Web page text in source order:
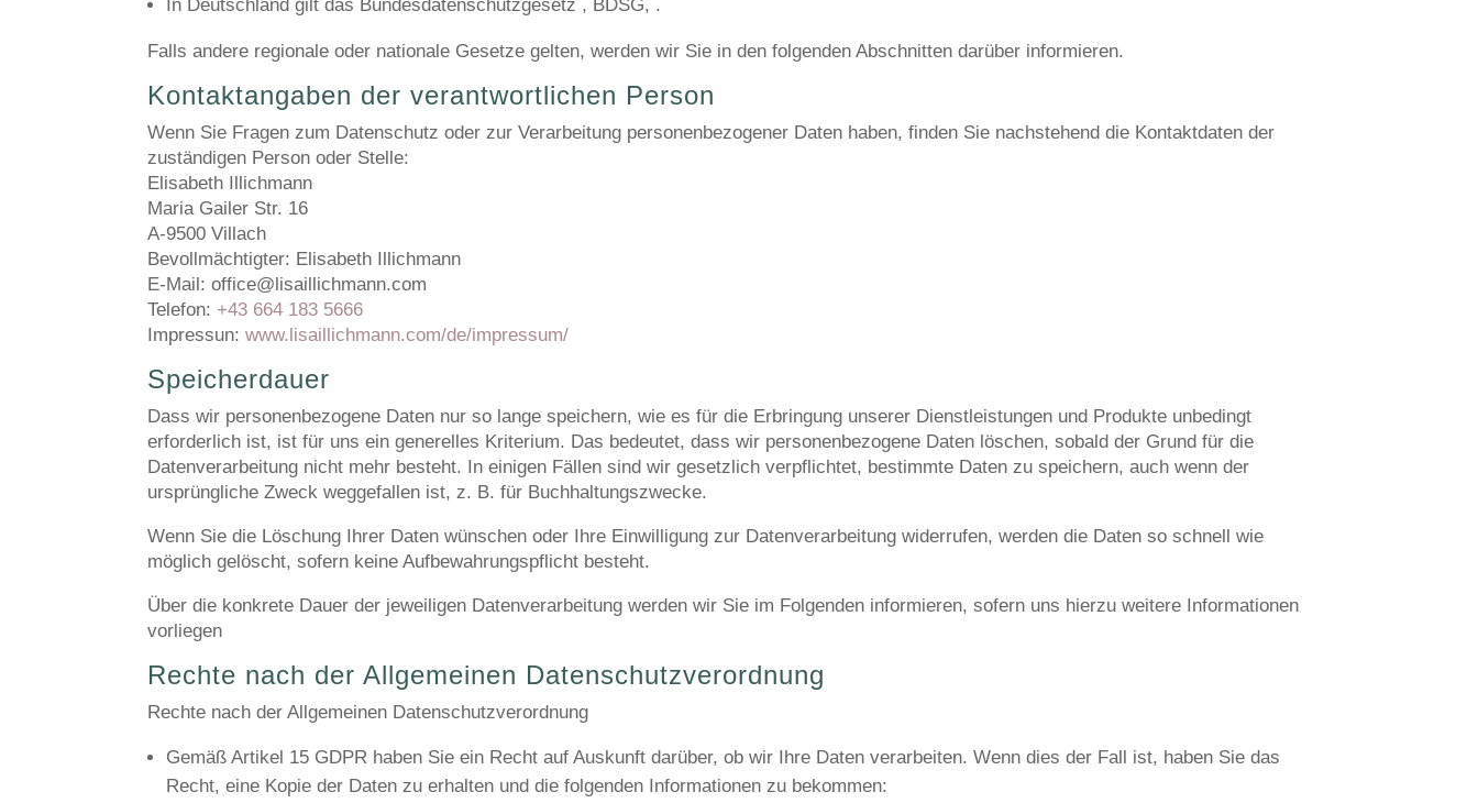
In Deutschlandgiltdas Bundesdatenschutzgesetz , BDSG, .
Falls andere regionale oder nationale Gesetze gelten, werden wir Sie in den folgenden Abschnitten darüber informieren.
Kontaktangaben der verantwortlichen Person
Wenn Sie Fragen zum Datenschutz oder zur Verarbeitung personenbezogener Daten haben, finden Sie nachstehend die Kontaktdaten der
zuständigen Person oder Stelle:
Elisabeth Illichmann
Maria Gailer Str. 16
A-9500 Villach
Bevollmächtigter: Elisabeth Illichmann
E-Mail: office@lisaillichmann.com
Telefon: +43 664 183 5666
Impressun:www.lisaillichmann.com/de/impressum/
Speicherdauer
Dass wir personenbezogene Daten nur so lange speichern, wie es für die Erbringung unserer Dienstleistungen und Produkte unbedingt
erforderlich ist, ist für uns ein generelles Kriterium. Das bedeutet, dass wir personenbezogene Daten löschen, sobald der Grund für die
Datenverarbeitung nicht mehr besteht. In einigen Fällen sind wir gesetzlich verpflichtet, bestimmte Daten zu speichern, auch wenn der
ursprüngliche Zweck weggefallen ist, z. B. für Buchhaltungszwecke.
Wenn Sie die Löschung Ihrer Daten wünschen oder Ihre Einwilligung zur Datenverarbeitung widerrufen, werden die Daten so schnell wie
möglich gelöscht, sofern keine Aufbewahrungspflicht besteht.
Über die konkrete Dauer der jeweiligen Datenverarbeitung werden wir Sie im Folgenden informieren, sofern uns hierzu weitere Informationen
vorliegen
Rechte nach der Allgemeinen Datenschutzverordnung
Rechte nach der Allgemeinen Datenschutzverordnung
Gemäß Artikel 15 GDPR haben Sie ein Recht auf Auskunft darüber, ob wir Ihre Daten verarbeiten. Wenn dies der Fall ist, haben Sie das
Recht, eine Kopie der Daten zu erhalten und die folgenden Informationen zu bekommen: